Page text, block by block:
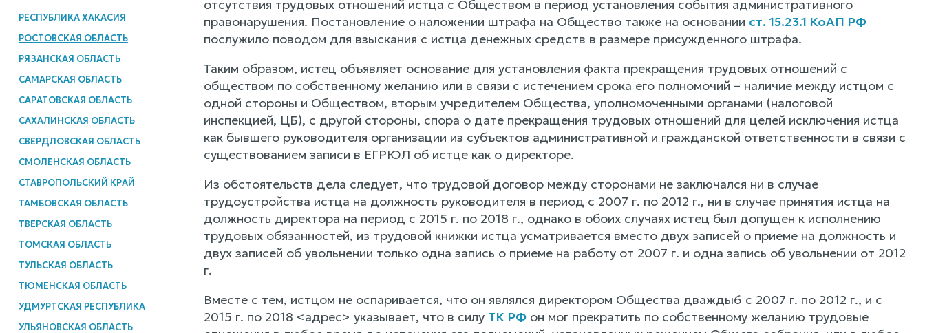
РЕСПУБЛИКА ХАКАСИЯ
РОСТОВСКАЯ ОБЛАСТЬ
РЯЗАНСКАЯ ОБЛАСТЬ
САМАРСКАЯ ОБЛАСТЬ
САРАТОВСКАЯ ОБЛАСТЬ
САХАЛИНСКАЯ ОБЛАСТЬ
СВЕРДЛОВСКАЯ ОБЛАСТЬ
СМОЛЕНСКАЯ ОБЛАСТЬ
СТАВРОПОЛЬСКИЙ КРАЙ
ТАМБОВСКАЯ ОБЛАСТЬ
ТВЕРСКАЯ ОБЛАСТЬ
ТОМСКАЯ ОБЛАСТЬ
ТУЛЬСКАЯ ОБЛАСТЬ
ТЮМЕНСКАЯ ОБЛАСТЬ
УДМУРТСКАЯ РЕСПУБЛИКА
УЛЬЯНОВСКАЯ ОБЛАСТЬ
отсутствия трудовых отношений истца с Обществом в период установления события административного
правонарушения. Постановление о наложении штрафа на Общество также на основании ст. 15.23.1 КоАП РФ
послужило поводом для взыскания с истца денежных средств в размере присужденного штрафа.
Таким образом, истец объявляет основание для установления факта прекращения трудовых отношений с
обществом по собственному желанию или в связи с истечением срока его полномочий – наличие между истцом с
одной стороны и Обществом, вторым учредителем Общества, уполномоченными органами (налоговой
инспекцией, ЦБ), с другой стороны, спора о дате прекращения трудовых отношений для целей исключения истца
как бывшего руководителя организации из субъектов административной и гражданской ответственности в связи с
существованием записи в ЕГРЮЛ об истце как о директоре.
Из обстоятельств дела следует, что трудовой договор между сторонами не заключался ни в случае
трудоустройства истца на должность руководителя в период с 2007 г. по 2012 г., ни в случае принятия истца на
должность директора на период с 2015 г. по 2018 г., однако в обоих случаях истец был допущен к исполнению
трудовых обязанностей, из трудовой книжки истца усматривается вместо двух записей о приеме на должность и
двух записей об увольнении только одна запись о приеме на работу от 2007 г. и одна запись об увольнении от 2012
г.
Вместе с тем, истцом не оспаривается, что он являлся директором Общества дважды6 с 2007 г. по 2012 г., и с
2015 г. по 2018 <адрес> указывает, что в силу ТК РФон мог прекратить по собственному желанию трудовые